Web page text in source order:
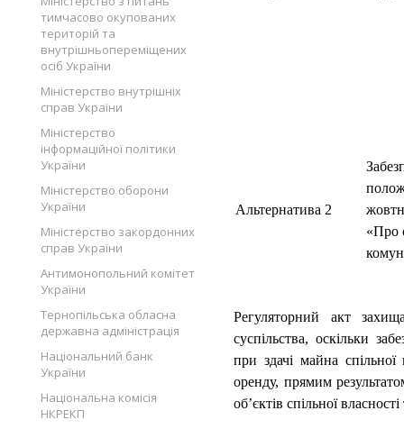
тимчасово окупованих
територій та
внутрішньопереміщених
осіб України
Міністерство внутрішніх
справ України
Міністерство
інформаційної політики
України
Міністерство оборони
України
Міністерство закордонних
справ України
Антимонопольний комітет
України
Тернопільська обласна
державна адміністрація
Національний банк
України
Національна комісія
НКРЕКП
Альтернатива 2
«Про
Регуляторний акт
суспільства, оскільки
при здачі майна спільної
оренду, прямим
об’єктів спільної